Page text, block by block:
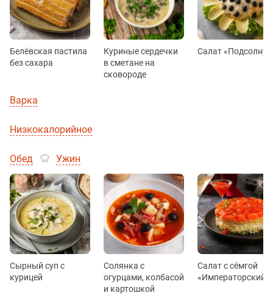
Белёвская пастила
без сахара
Куриные сердечки
в сметане на
сковороде
Салат
Варка
Низкокалорийное
Обед Ужин
Сырный суп с
курицей
Солянка с
огурцами, колбасой
и картошкой
Салат с сёмгой
«Императорский»